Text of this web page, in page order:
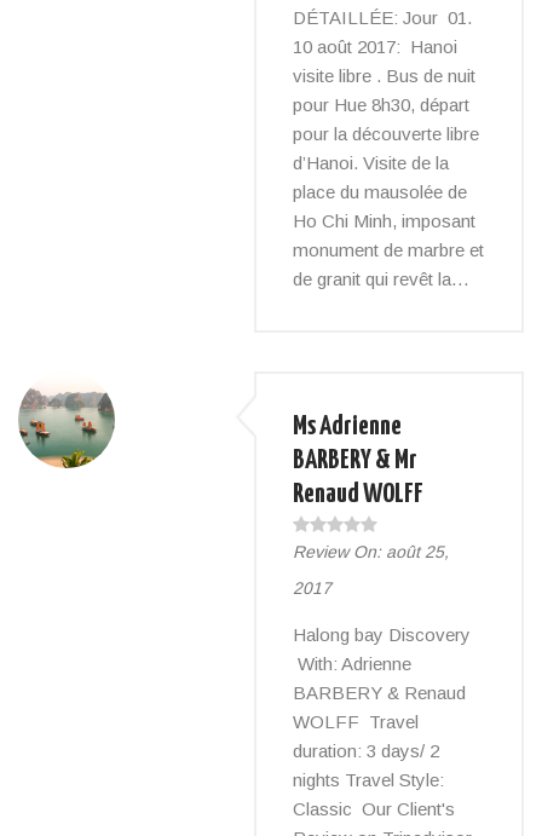
DÉTAILLÉE: Jour 01.
10 août 2017: Hanoi
visite libre . Bus de nuit
pour Hue 8h30, départ
pour la découverte libre
d’Hanoi. Visite de la
place du mausolée de
Ho Chi Minh, imposant
monument de marbre et
de granit qui revêt la…
Ms Adrienne
BARBERY & Mr
Renaud WOLFF
Review On: août 25,
2017
Halong bay Discovery
With: Adrienne
BARBERY & Renaud
WOLFF Travel
duration: 3 days/ 2
nights Travel Style:
Classic Our Client's